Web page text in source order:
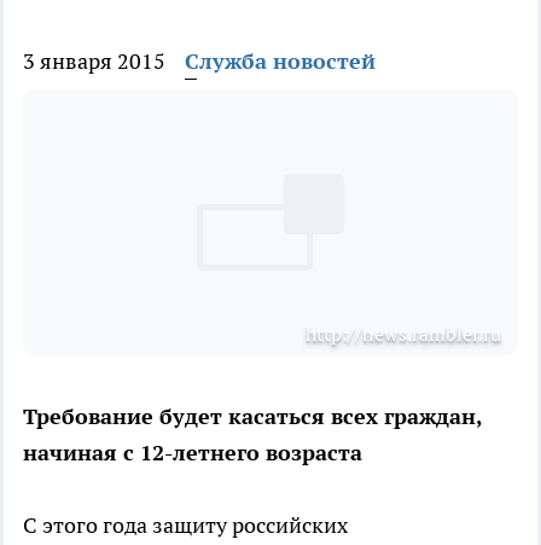
3 января 2015 Служба новостей
http://news.rambler.ru
Требование будет касаться всех граждан,
начиная с 12-летнего возраста
С этого года защиту российских